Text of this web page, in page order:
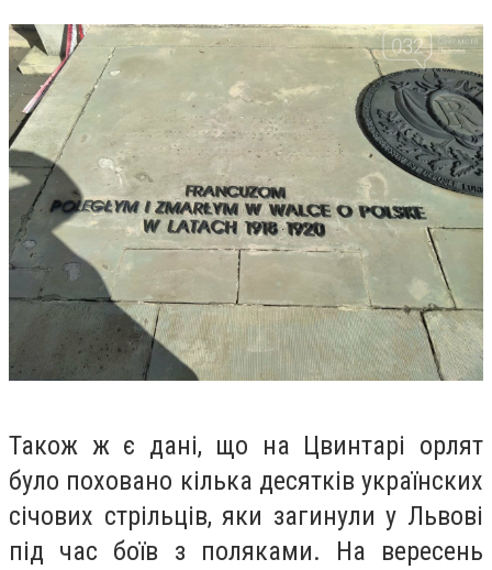
Також ж є дані, що на Цвинтарі орлят
було поховано кілька десятків українских
січових стрільців, яки загинули у Львові
під час боїв з поляками. На вересень